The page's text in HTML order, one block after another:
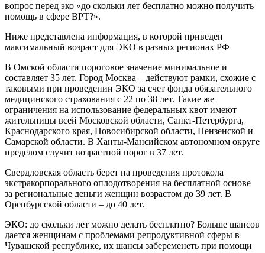
вопрос перед эко «до скольки лет бесплатно можно получить
помощь в сфере ВРТ?».
Ниже представлена информация, в которой приведен
максимальный возраст для ЭКО в разных регионах РФ
В Омской области пороговое значение минимальное и
составляет 35 лет. Город Москва – действуют рамки, схожие с
таковыми при проведении ЭКО за счет фонда обязательного
медицинского страхования с 22 по 38 лет. Такие же
ограничения на использование федеральных квот имеют
жительницы всей Московской области, Санкт-Петербурга,
Краснодарского края, Новосибирской области, Пензенской и
Самарской области. В Ханты-Мансийском автономном округе
пределом случит возрастной порог в 37 лет.
Свердловская область берет на проведения протокола
экстракорпорального оплодотворения на бесплатной основе
за региональные деньги женщин возрастом до 39 лет. В
Оренбургской области – до 40 лет.
ЭКО: до скольки лет можно делать бесплатно? Больше шансов
дается женщинам с проблемами репродуктивной сферы в
Чувашской республике, их шансы забеременеть при помощи